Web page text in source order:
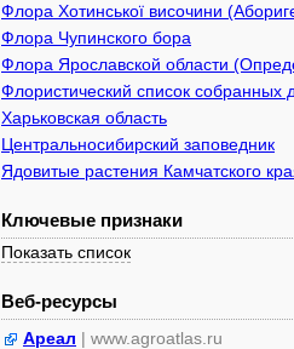
Флора Хотинської височини
Флора Чупинского бора
Флора Ярославской области
Флористический список собранных
Харьковская область
Центральносибирский заповедник
Ядовитые растения Камчатского
Ключевые признаки
Показать список
Веб-ресурсы
Ареал | www.agroatlas.ru